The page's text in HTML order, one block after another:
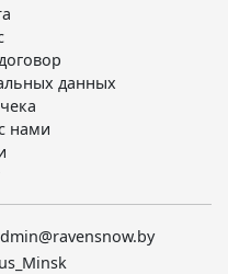
данных
нами